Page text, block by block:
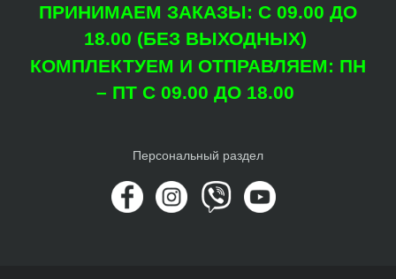
ПРИНИМАЕМ ЗАКАЗЫ: С 09.00 ДО
18.00 (БЕЗ ВЫХОДНЫХ)
КОМПЛЕКТУЕМ И ОТПРАВЛЯЕМ: ПН
– ПТ С 09.00 ДО 18.00
Персональный раздел